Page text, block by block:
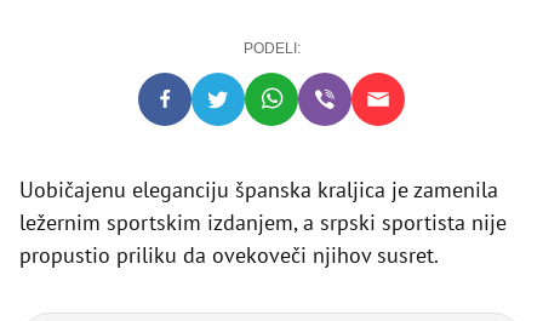
PODELI:
Uobičajenu eleganciju španska kraljica je zamenila
ležernim sportskim izdanjem, a srpski sportista nije
propustio priliku da ovekoveči njihov susret.